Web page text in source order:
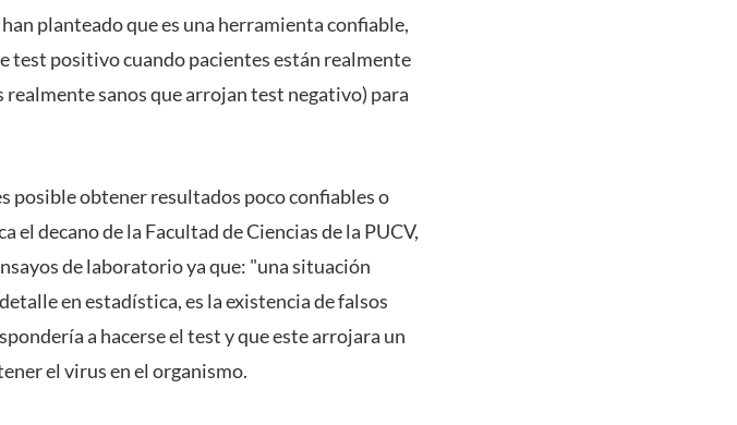
planteado que es una herramienta confiable,
test positivo cuando pacientes están realmente
sanos que arrojan test negativo) para
posible obtener resultados poco confiables o
decano de la Facultad de Ciencias de la PUCV,
de laboratorio ya que: "una situación
en estadística, es la existencia de falsos
a hacerse el test y que este arrojara un
el virus en el organismo.